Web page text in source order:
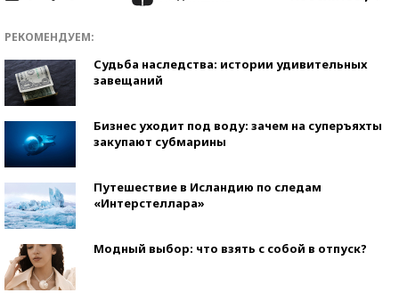
РЕКОМЕНДУЕМ:
Судьба наследства: истории удивительных
завещаний
Бизнес уходит под воду: зачем на суперъяхты
закупают субмарины
Путешествие в Исландию по следам
«Интерстеллара»
Модный выбор: что взять с собой в отпуск?